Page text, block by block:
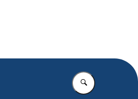
Vul in wat u